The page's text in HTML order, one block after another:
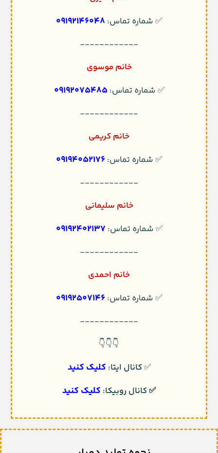
✅ شماره تماس: 09192146048
------------
خانم موسوی
✅ شماره تماس:09192075485
------------
خانم کریمی
✅ شماره تماس:09194052176
------------
خانم سلیمانی
✅ شماره تماس: 09192402137
------------
خانم احمدی
✅ شماره تماس:09192507146
------------
👇👇👇
✅کانال ایتا: کلیک کنید
✅کانال روبیکا: کلیک کنید